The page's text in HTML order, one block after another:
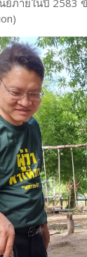
ย์ภายในปี 2583